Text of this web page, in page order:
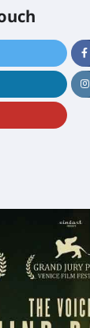
കോമേഴ്സ്
എസ് എൻ